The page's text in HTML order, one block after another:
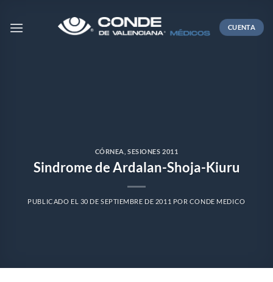
CUENTA
CÓRNEA ,SESIONES 2011
Sindrome de Ardalan-Shoja-Kiuru
PUBLICADO EL 30 DE SEPTIEMBRE DE 2011 POR CONDE MEDICO